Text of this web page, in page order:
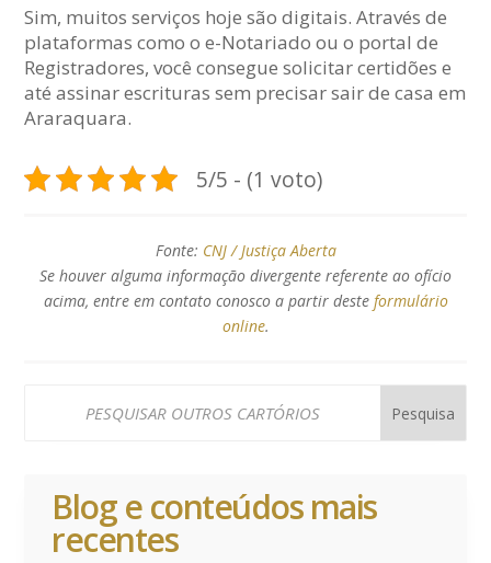
Sim, muitos serviços hoje são digitais. Através de
plataformas como o e-Notariado ou o portal de
Registradores, você consegue solicitar certidões e
até assinar escrituras sem precisar sair de casa em
Araraquara.
5/5 - (1 voto)
Fonte: CNJ / Justiça Aberta
Se houver alguma informação divergente referente ao ofício
acima, entre em contato conosco a partir deste formulário
online.
Blog e conteúdos mais
recentes